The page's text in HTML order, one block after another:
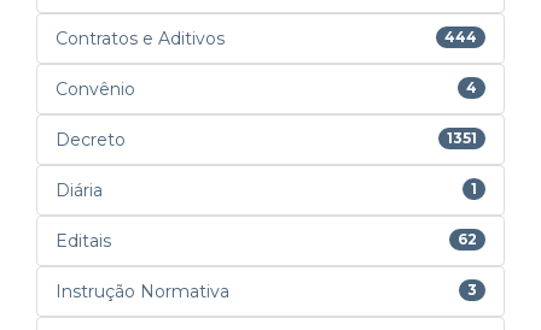
Contratos e Aditivos 444
Convênio 4
Decreto 1351
Diária 1
Editais 62
Instrução Normativa 3